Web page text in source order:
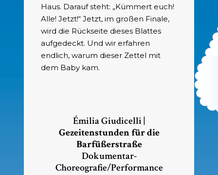
Haus. Darauf steht: „Kümmert euch!
Alle! Jetzt!“ Jetzt, im großen Finale,
wird die Rückseite dieses Blattes
aufgedeckt. Und wir erfahren
endlich, warum dieser Zettel mit
dem Baby kam.
Émilia Giudicelli |
Gezeitenstunden für die
Barfüßerstraße
Dokumentar-
Choreografie/Performance